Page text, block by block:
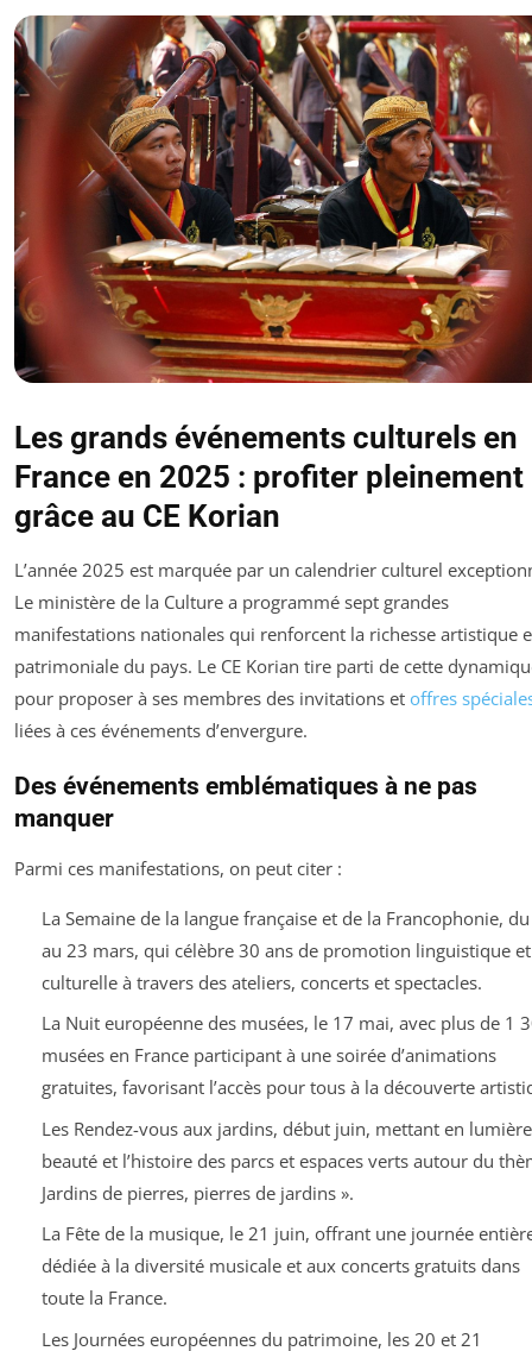
Les grands événements culturels en
France en 2025 : profiter pleinement
grâce au CE Korian
L’année 2025 est marquée par un calendrier culturel
Le ministère de la Culture a programmé sept grandes
manifestations nationales qui renforcent la richesse artistique
patrimoniale du pays. Le CE Korian tire parti de cette
pour proposer à ses membres des invitations et offres
liées à ces événements d’envergure.
Des événements emblématiques à ne pas
manquer
Parmi ces manifestations, on peut citer :
La Semaine de la langue française et de la Francophonie,
au 23 mars, qui célèbre 30 ans de promotion linguistique et
culturelle à travers des ateliers, concerts et spectacles.
La Nuit européenne des musées, le 17 mai, avec plus de 1
musées en France participant à une soirée d’animations
gratuites, favorisant l’accès pour tous à la découverte
Les Rendez-vous aux jardins, début juin, mettant en
beauté et l’histoire des parcs et espaces verts autour du
Jardins de pierres, pierres de jardins ».
La Fête de la musique, le 21 juin, offrant une journée
dédiée à la diversité musicale et aux concerts gratuits dans
toute la France.
Les Journées européennes du patrimoine, les 20 et 21